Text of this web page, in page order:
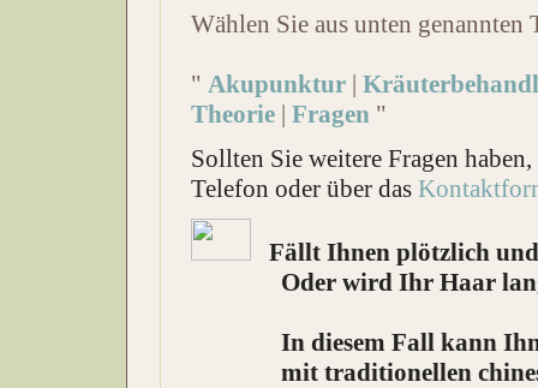
Wählen Sie aus unten genannten
" Akupunktur |
Theorie | Fragen "
Sollten Sie weitere Fragen
Telefon oder über das
Fällt Ihnen plötzlich und
Oder wird Ihr Haar
In diesem Fall kann
mit traditionellen